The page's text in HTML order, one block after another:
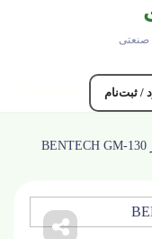
صنعتی
/ ثبت‌نام